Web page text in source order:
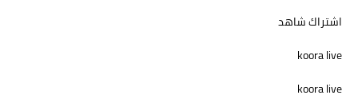
اشتراك شاهد
koora live
koora live